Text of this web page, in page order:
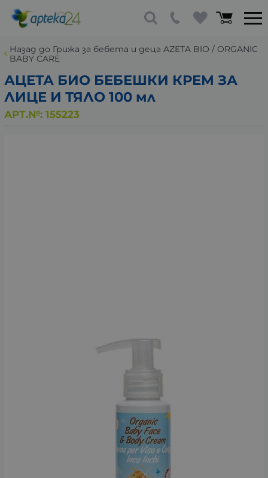
Назад до Грижа за бебета и деца AZETA BIO / ORGANIC
BABY CARE
АЦЕТА БИО БЕБЕШКИ КРЕМ ЗА
ЛИЦЕ И ТЯЛО 100 мл
АРТ.№: 155223